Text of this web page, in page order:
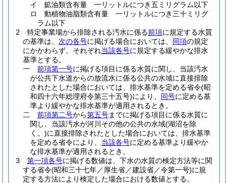
イ
鉱油類含有量 一リットルにつき五ミリグラム以下
ロ
動植物油脂類含有量 一リットルにつき三十ミリグ
ラム以下
2
特定事業場から排除される汚水に係る前項に規定する水質
の基準は、 次の各号に掲げる場合においては、 同項の規定
にかかわらず、それぞれ当該各号に規定する緩やかな排水
基準とする。
一
前項第一号に掲げる項目に係る水質に関し、当該汚水
が公共下水道からの放流水に係る公共の水域に直接排除
されたとした場合においては、排水基準を定める省令(昭
和四十六年総理府令第三十五号)により、 同号に定める基
準より緩やかな排水基準が適用されるとき。
二
前項第二号から第五号までに掲げる項目に係る水質に
関し、当該汚水が河川その他の公共の水域(湖沼を除
く。)に直接排除されたとした場合においては、排水基準
を定める省令により、 当該各号に定める基準より緩やか
な排水基準が適用されるとき。
3
第一項各号に掲げる数値は、下水の水質の検定方法等に関
する省令(昭和三十七年／厚生省／建設省／令第一号)に規
定する方法により検定した場合における数値とする。